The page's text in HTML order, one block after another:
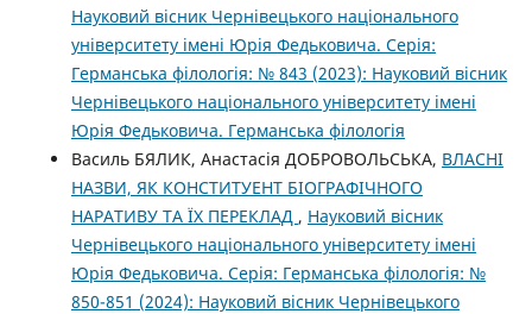
Науковий вісник Чернівецького національного
університету імені Юрія Федьковича. Серія:
Германська філологія: № 843 (2023): Науковий вісник
Чернівецького національного університету імені
Юрія Федьковича. Германська філологія
Василь БЯЛИК, Анастасія ДОБРОВОЛЬСЬКА, ВЛАСНІ
НАЗВИ, ЯК КОНСТИТУЕНТ БІОГРАФІЧНОГО
НАРАТИВУ ТА ЇХ ПЕРЕКЛАД , Науковий вісник
Чернівецького національного університету імені
Юрія Федьковича. Серія: Германська філологія: №
850-851 (2024): Науковий вісник Чернівецького